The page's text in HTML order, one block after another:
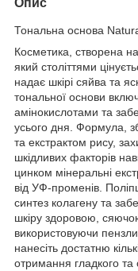
Тональна основа
Косметика, створена
який століттями
надає шкірі сяйва та
тональної основи
амінокислотами та
усього дня. Формула,
та екстрактом рису,
шкідливих факторів
цинком мінеральні
від УФ-променів.
синтез колагену та
шкіру здоровою,
використовуючи
нанесіть достатню
отримання гладкого